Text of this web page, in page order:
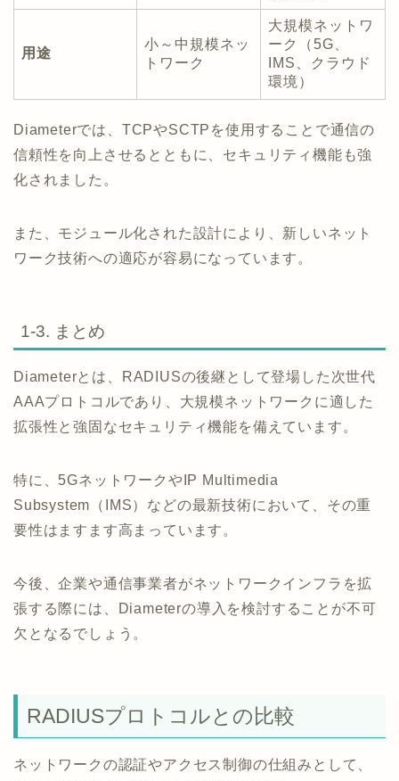
用途
小～中規模ネッ
トワーク
大規模ネットワ
ーク（5G、
IMS、クラウド
環境）
Diameterでは、TCPやSCTPを使用することで通信の
信頼性を向上させるとともに、セキュリティ機能も強
化されました。
また、モジュール化された設計により、新しいネット
ワーク技術への適応が容易になっています。
1-3. まとめ
Diameterとは、RADIUSの後継として登場した次世代
AAAプロトコルであり、大規模ネットワークに適した
拡張性と強固なセキュリティ機能を備えています。
特に、5GネットワークやIP Multimedia
Subsystem（IMS）などの最新技術において、その重
要性はますます高まっています。
今後、企業や通信事業者がネットワークインフラを拡
張する際には、Diameterの導入を検討することが不可
欠となるでしょう。
RADIUSプロトコルとの比較
ネットワークの認証やアクセス制御の仕組みとして、